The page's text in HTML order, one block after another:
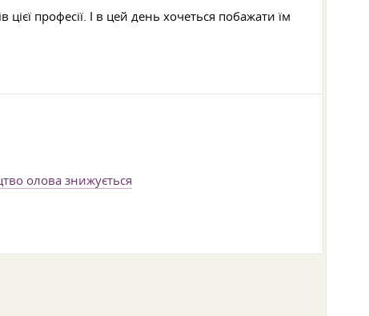
професії. І в цей день хочеться побажати їм
олова знижується